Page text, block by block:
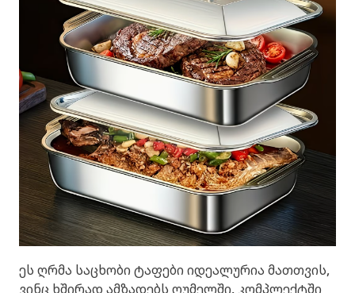
ეს ღრმა საცხობი ტაფები იდეალურია მათთვის,
ვინც ხშირად ამზადებს ღუმელში. კომპლექტში